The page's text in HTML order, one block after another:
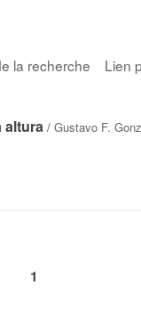
la recherche Lien
altura / Gustavo F.
1